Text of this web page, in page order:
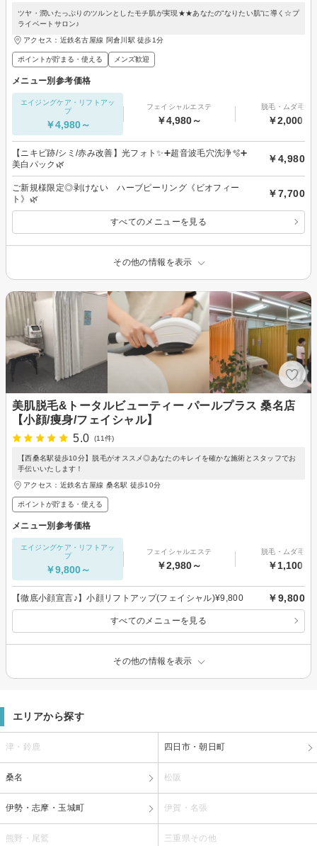
ツヤ・潤いたっぷりのツルンとしたモチ肌が実現★★あなたの”なりたい肌”に導く☆プ
ライベートサロン♪
アクセス：近鉄名古屋線 阿倉川駅 徒歩1分
ポイントが貯まる・使える メンズ歓迎
メニュー別参考価格
エイジングケア・リフトアッ
プ
￥4,980～
フェイシャルエステ
￥4,980～
脱毛・ムダ毛処
￥2,000～
【ニキビ跡/シミ/赤み改善】光フォト✨️➕超音波毛穴洗浄🫧➕
美白パック🌿
￥4,980
ご新規様限定◎剥けない ハーブピーリング《ビオフィー
ト》🌿
￥7,700
すべてのメニューを見る
その他の情報を表示
美肌脱毛&トータルビューティー パールプラス 桑名店
【小顔/痩身/フェイシャル】
5.0
(11件)
【西桑名駅徒歩10分】脱毛がオススメ◎あなたのキレイを確かな施術とスタッフでお
手伝いいたします！
アクセス：近鉄名古屋線 桑名駅 徒歩10分
ポイントが貯まる・使える
メニュー別参考価格
エイジングケア・リフトアッ
プ
￥9,800～
フェイシャルエステ
￥2,980～
脱毛・ムダ毛処
￥1,100～
【徹底小顔宣言♪】小顔リフトアップ(フェイシャル)¥9,800 ￥9,800
すべてのメニューを見る
その他の情報を表示
エリアから探す
津・鈴鹿 四日市・朝日町
桑名 松阪
伊勢・志摩・玉城町 伊賀・名張
熊野・尾鷲 三重県その他